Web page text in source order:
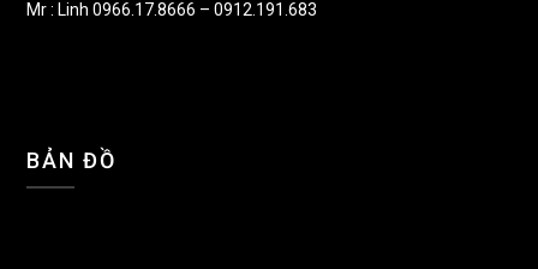
Mr : Linh 0966.17.8666 – 0912.191.683
BẢN ĐỒ